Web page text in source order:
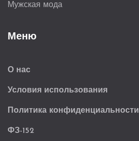
Мужская мода
Меню
О нас
Условия использования
Политика конфиденциальности
ФЗ-152